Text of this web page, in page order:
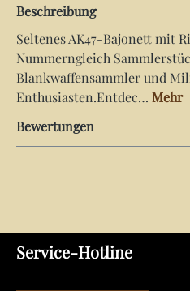
Beschreibung
Seltenes AK47-Bajonett mit
Nummerngleich
Blankwaffensammler und
Enthusiasten.Entdec… Mehr
Bewertungen
Service-Hotline